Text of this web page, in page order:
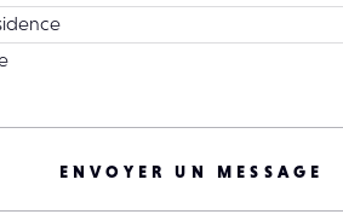
ENVOYER UN MESSAGE